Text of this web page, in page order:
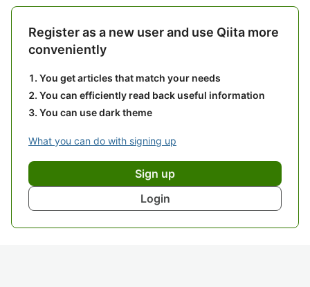
Register as a new user and use Qiita more
conveniently
You get articles that match your needs
You can efficiently read back useful information
You can use dark theme
What you can do with signing up
Sign up
Login